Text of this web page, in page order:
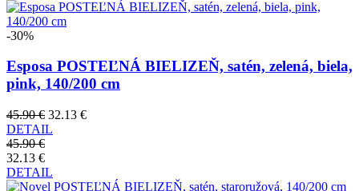
-30%
Esposa POSTEĽNÁ BIELIZEŇ, satén, zelená, biela,
pink, 140/200 cm
45.90 € 32.13 €
DETAIL
45.90 €
32.13 €
DETAIL